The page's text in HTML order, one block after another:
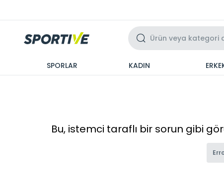
SPORLAR KADIN
Bu, istemci taraflı bir sorun gibi